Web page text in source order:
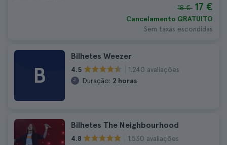
18 € 17 €
Cancelamento GRATUITO
Sem taxas escondidas
B
Bilhetes Weezer
4.5
1.240 avaliações
Duração: 2 horas
Bilhetes The Neighbourhood
4.8
1.530 avaliações